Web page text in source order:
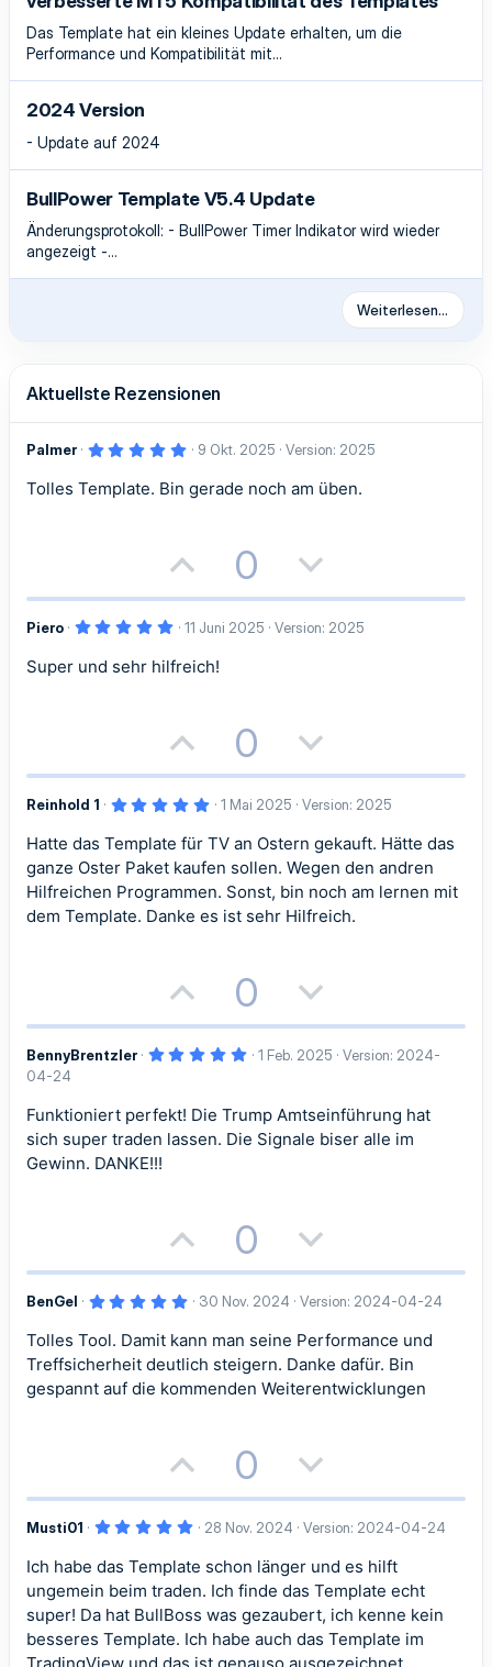
Das Template hat ein kleines Update erhalten, um die
Performance und Kompatibilität mit...
2024 Version
- Update auf 2024
BullPower Template V5.4 Update
Änderungsprotokoll: - BullPower Timer Indikator wird wieder
angezeigt -...
Weiterlesen…
Aktuellste Rezensionen
Palmer
5
0
n
(
)
9 Okt. 2025 Version: 2025
Tolles Template. Bin gerade noch am üben.
o
s
i
i
v
e
S
t
m
m
e
0
e
g
i
v
e
S
t
m
Piero
5
0
n
(
)
11 Juni 2025 Version: 2025
Super und sehr hilfreich!
o
s
i
t
i
e
S
t
i
0
e
g
a
t
i
e
S
t
i
Reinhold 1
5
0
S
t
e
r
n
1 Mai 2025 Version: 2025
Hatte das Template für TV an Ostern gekauft. Hätte das
ganze Oster Paket kaufen sollen. Wegen den andren
Hilfreichen Programmen. Sonst, bin noch am lernen mit
dem Template. Danke es ist sehr Hilfreich.
o
s
i
t
e
S
t
i
m
e
0
e
g
a
t
e
S
t
i
e
BennyBrentzler
5
S
t
e
1 Feb. 2025
Version: 2024-
04-24
Funktioniert perfekt! Die Trump Amtseinführung hat
sich super traden lassen. Die Signale biser alle im
Gewinn. DANKE!!!
o
s
i
t
e
S
t
i
0
e
g
a
t
e
S
t
i
BenGel
5
0
S
t
e
r
30 Nov. 2024 Version: 2024-04-24
Tolles Tool. Damit kann man seine Performance und
Treffsicherheit deutlich steigern. Danke dafür. Bin
gespannt auf die kommenden Weiterentwicklungen
o
s
i
t
0
e
g
a
t
Musti01
5
0
t
e
r
n
(
28 Nov. 2024 Version: 2024-04-24
Ich habe das Template schon länger und es hilft
ungemein beim traden. Ich finde das Template echt
super! Da hat BullBoss was gezaubert, ich kenne kein
besseres Template. Ich habe auch das Template im
TradingView und das ist genauso ausgezeichnet,